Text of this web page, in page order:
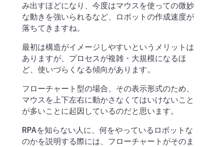
み出すほどになり、今度はマウスを使っての微妙
な動きを強いられるなど、ロボットの作成速度が
落ちてきますね。
最初は構造がイメージしやすいというメリットは
ありますが、プロセスが複雑・大規模になるほ
ど、使いづらくなる傾向があります。
フローチャート型の場合、その表示形式のため、
マウスを上下左右に動かさなくてはいけないこと
が多いことに起因しているのだと思います。
RPAを知らない人に、何をやっているロボットな
のかを説明する際には、フローチャートがそのま